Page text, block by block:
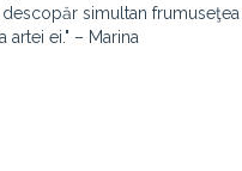
simultan frumuseţea
ei." – Marina